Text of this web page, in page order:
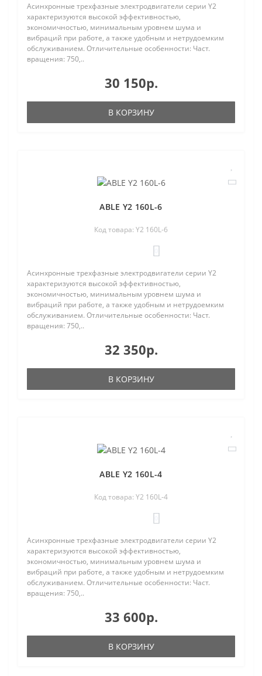
Асинхронные трехфазные электродвигатели серии Y2
характеризуются высокой эффективностью,
экономичностью, минимальным уровнем шума и
вибраций при работе, а также удобным и нетрудоемким
обслуживанием. Отличительные особенности: Част.
вращения: 750,..
30 150р.
В КОРЗИНУ
ABLE Y2 160L-6
Код товара: Y2 160L-6
Асинхронные трехфазные электродвигатели серии Y2
характеризуются высокой эффективностью,
экономичностью, минимальным уровнем шума и
вибраций при работе, а также удобным и нетрудоемким
обслуживанием. Отличительные особенности: Част.
вращения: 750,..
32 350р.
В КОРЗИНУ
ABLE Y2 160L-4
Код товара: Y2 160L-4
Асинхронные трехфазные электродвигатели серии Y2
характеризуются высокой эффективностью,
экономичностью, минимальным уровнем шума и
вибраций при работе, а также удобным и нетрудоемким
обслуживанием. Отличительные особенности: Част.
вращения: 750,..
33 600р.
В КОРЗИНУ